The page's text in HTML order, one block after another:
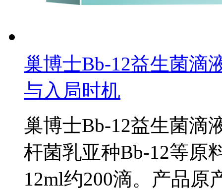
巢博士Bb-12益生菌滴
与入局时机
巢博士Bb-12益生菌滴
杆菌乳亚种Bb-12等原
12ml约200滴。产品原